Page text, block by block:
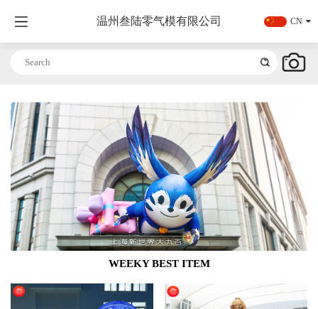
温州叁陆零气模有限公司 CN
WEEKY BEST ITEM